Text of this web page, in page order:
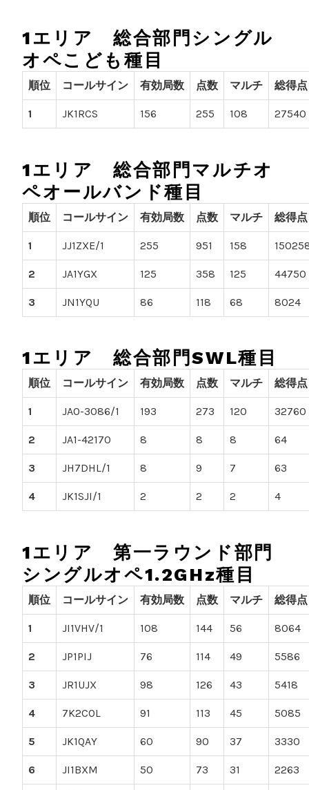
1エリア 総合部門シングル
オペこども種目
順位 コールサイン 有効局数 点数 マルチ 総得点
1 JK1RCS 156 255 108 27540
1エリア 総合部門マルチオ
ペオールバンド種目
順位 コールサイン 有効局数 点数 マルチ 総得点
1 JJ1ZXE/1 255 951 158
2 JA1YGX 125 358 125 44750
3 JN1YQU 86 118 68 8024
1エリア 総合部門SWL種目
順位 コールサイン 有効局数 点数 マルチ 総得点
1 JA0-3086/1 193 273 120 32760
2 JA1-42170 8 8 8 64
3 JH7DHL/1 8 9 7 63
4 JK1SJI/1 2 2 2 4
1エリア 第一ラウンド部門
シングルオペ1.2GHz種目
順位 コールサイン 有効局数 点数 マルチ 総得点
1 JI1VHV/1 108 144 56 8064
2 JP1PIJ 76 114 49 5586
3 JR1UJX 98 126 43 5418
4 7K2COL 91 113 45 5085
5 JK1QAY 60 90 37 3330
6 JI1BXM 50 73 31 2263